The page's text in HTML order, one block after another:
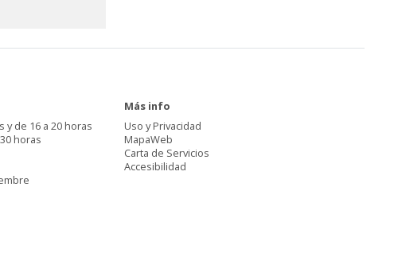
y de 16 a 20 horas
horas
Más info
Uso y Privacidad
MapaWeb
Carta de Servicios
Accesibilidad